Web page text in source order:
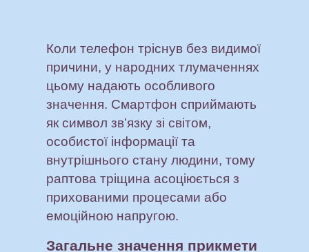
Коли телефон тріснув без видимої
причини, у народних тлумаченнях
цьому надають особливого
значення. Смартфон сприймають
як символ зв’язку зі світом,
особистої інформації та
внутрішнього стану людини, тому
раптова тріщина асоціюється з
прихованими процесами або
емоційною напругою.
Загальне значення прикмети